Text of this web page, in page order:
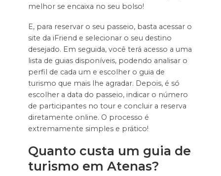
melhor se encaixa no seu bolso!
E, para reservar o seu passeio, basta acessar o
site da iFriend e selecionar o seu destino
desejado. Em seguida, você terá acesso a uma
lista de guias disponíveis, podendo analisar o
perfil de cada um e escolher o guia de
turismo que mais lhe agradar. Depois, é só
escolher a data do passeio, indicar o número
de participantes no tour e concluir a reserva
diretamente online. O processo é
extremamente simples e prático!
Quanto custa um guia de
turismo em Atenas?